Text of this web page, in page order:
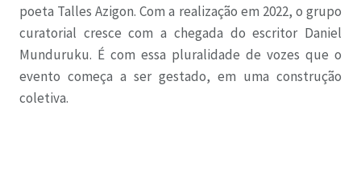
poeta Talles Azigon. Com a realização em 2022, o grupo
curatorial cresce com a chegada do escritor Daniel
Munduruku. É com essa pluralidade de vozes que o
evento começa a ser gestado, em uma construção
coletiva.